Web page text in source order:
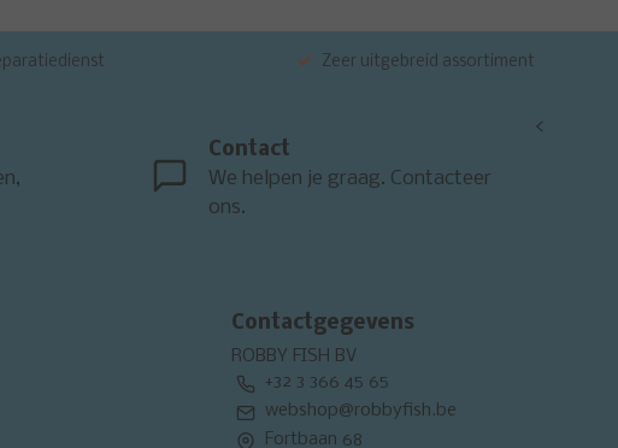
Zeer uitgebreid assortiment
Contact
We helpen je graag. Contacteer
ons.
<
Contactgegevens
ROBBY FISH BV
+32 3 366 45 65
webshop@robbyfish.be
Fortbaan 68